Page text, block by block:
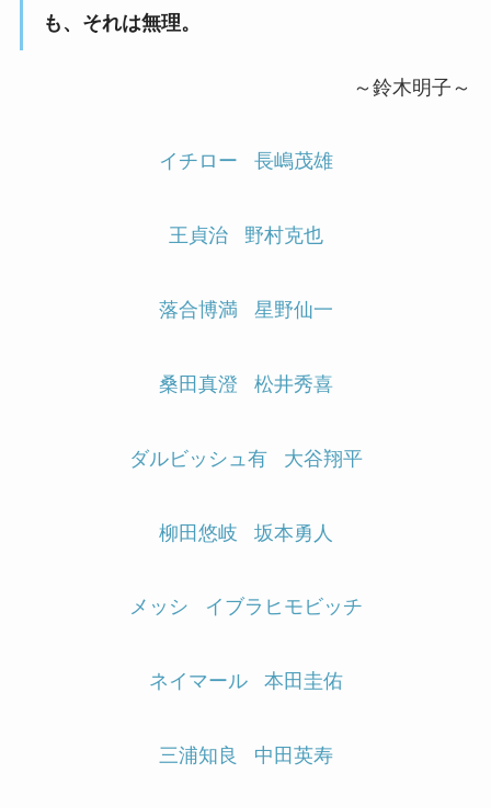
も、それは無理。
～鈴木明子～
イチロー 長嶋茂雄
王貞治 野村克也
落合博満 星野仙一
桑田真澄 松井秀喜
ダルビッシュ有 大谷翔平
柳田悠岐 坂本勇人
メッシ イブラヒモビッチ
ネイマール 本田圭佑
三浦知良 中田英寿